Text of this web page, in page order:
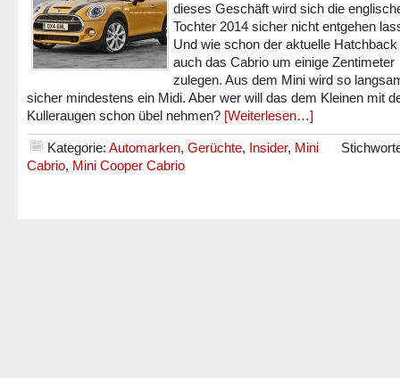
dieses Geschäft wird sich die
Tochter 2014 sicher nicht entgehen
Und wie schon der aktuelle Hatchback
auch das Cabrio um einige Zentimeter
zulegen. Aus dem Mini wird so
sicher mindestens ein Midi. Aber wer will das dem Kleinen mit
Kulleraugen schon übel nehmen? [Weiterlesen…]
Kategorie: Automarken, Gerüchte, Insider, Mini
Cabrio, Mini Cooper Cabrio